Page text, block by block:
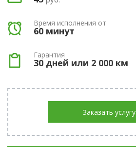
Время исполнения от
60 минут
Гарантия
30 дней или 2 000 км
Заказать услугу